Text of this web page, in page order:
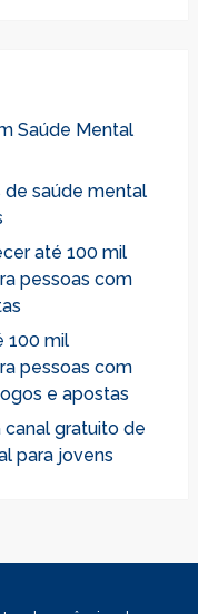
Saúde Mental
de saúde mental
até 100 mil
pessoas com
100 mil
pessoas com
e apostas
canal gratuito de
para jovens